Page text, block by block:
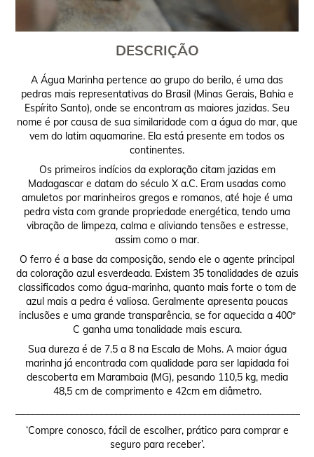
DESCRIÇÃO
A Água Marinha pertence ao grupo do berilo, é uma das
pedras mais representativas do Brasil (Minas Gerais, Bahia e
Espírito Santo), onde se encontram as maiores jazidas. Seu
nome é por causa de sua similaridade com a água do mar, que
vem do latim aquamarine. Ela está presente em todos os
continentes.
Os primeiros indícios da exploração citam jazidas em
Madagascar e datam do século X a.C. Eram usadas como
amuletos por marinheiros gregos e romanos, até hoje é uma
pedra vista com grande propriedade energética, tendo uma
vibração de limpeza, calma e aliviando tensões e estresse,
assim como o mar.
O ferro é a base da composição, sendo ele o agente principal
da coloração azul esverdeada. Existem 35 tonalidades de azuis
classificados como água-marinha, quanto mais forte o tom de
azul mais a pedra é valiosa. Geralmente apresenta poucas
inclusões e uma grande transparência, se for aquecida a 400º
C ganha uma tonalidade mais escura.
Sua dureza é de 7.5 a 8 na Escala de Mohs. A maior água
marinha já encontrada com qualidade para ser lapidada foi
descoberta em Marambaia (MG), pesando 110,5 kg, media
48,5 cm de comprimento e 42cm em diâmetro.
‘Compre conosco, fácil de escolher, prático para comprar e
seguro para receber’.